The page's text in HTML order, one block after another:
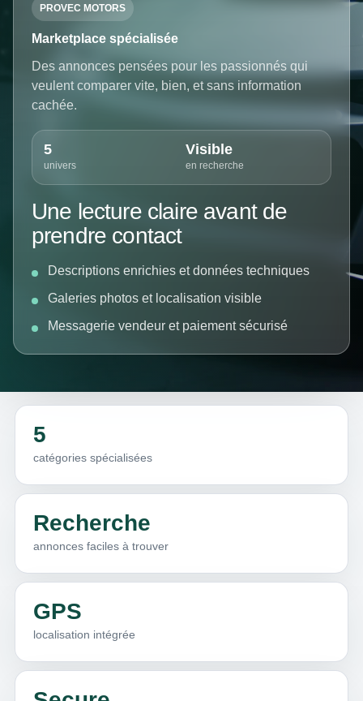
PROVEC MOTORS
Marketplace spécialisée
Des annonces pensées pour les passionnés qui
veulent comparer vite, bien, et sans information
cachée.
5
univers
Visible
en recherche
Une lecture claire avant de
prendre contact
Descriptions enrichies et données techniques
Galeries photos et localisation visible
Messagerie vendeur et paiement sécurisé
5
catégories spécialisées
Recherche
annonces faciles à trouver
GPS
localisation intégrée